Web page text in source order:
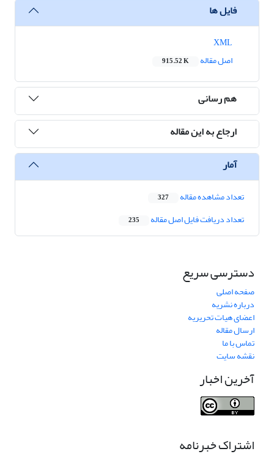
فایل ها
اصل مقاله
915.52 K
هم رسانی
ارجاع به این مقاله
آمار
تعداد مشاهده مقاله 327
تعداد دریافت فایل اصل مقاله 235
دسترسی سریع
صفحه اصلی
درباره نشریه
اعضای هیات تحریریه
ارسال مقاله
تماس با ما
نقشه سایت
آخرین اخبار
اشتراک خبرنامه